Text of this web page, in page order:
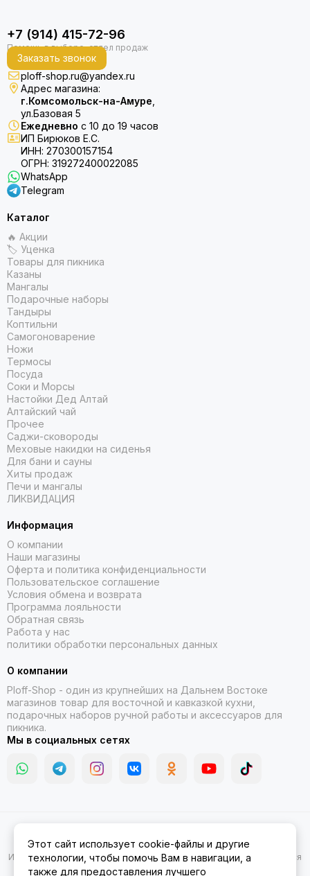
+7 (914) 415-72-96
Заказать звонок
ploff-shop.ru@yandex.ru
Адрес магазина:
г.Комсомольск-на-Амуре
ул.Базовая 5
Ежедневно с 10 до 19 часов
ИП Бирюков Е.С.
ИНН: 270300157154
ОГРН: 319272400022085
WhatsApp
Telegram
Каталог
🔥 Акции
🏷 Уценка
Товары для пикника
Казаны
Мангалы
Подарочные наборы
Тандыры
Коптильни
Самогоноварение
Ножи
Термосы
Посуда
Соки и Морсы
Настойки Дед Алтай
Алтайский чай
Прочее
Саджи-сковороды
Меховые накидки на сиденья
Для бани и сауны
Хиты продаж
Печи и мангалы
ЛИКВИДАЦИЯ
Информация
О компании
Наши магазины
Оферта и политика конфиденциальности
Пользовательское соглашение
Условия обмена и возврата
Программа лояльности
Обратная связь
Работа у нас
политики обработки персональных данных
О компании
Ploff-Shop - один из крупнейших на Дальнем Востоке
магазинов товар для восточной и кавказкой кухни,
подарочных наборов ручной работы и аксессуаров для
пикника.
Мы в социальных сетях
Амуре.Карта сайта
Информация на сайте носит ознакомительный характер и не является
публичной офертой.
Этот сайт использует cookie-файлы и другие
технологии, чтобы помочь Вам в навигации, а
также для предоставления лучшего